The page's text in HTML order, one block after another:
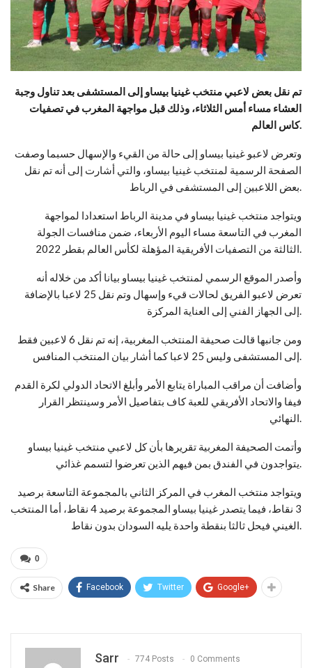
تم نقل بعض لاعبي منتخب غينيا بيساو إلى المستشفى بعد تناول وجبة
العشاء مساء أمس الثلاثاء، وذلك قبل مواجهة المغرب في تصفيات
كاس العالم.
وتعرض لاعبو غينيا بيساو إلى حالة من القيء والإسهال حسبما وصفت
الصفحة الرسمية لمنتخب غينيا بيساو، والتي أشارت إلى أنه تم نقل
بعض اللاعبين إلى المستشفى في الرباط.
ويتواجد منتخب غينيا بيساو في مدينة الرباط استعدادا لمواجهة
المغرب في التاسعة مساء اليوم الأربعاء، ضمن منافسات الجولة
الثالثة من التصفيات الأفريقية المؤهلة لكأس العالم بقطر 2022.
وأصدر الموقع الرسمي لمنتخب غينيا بيساو بيانا أكد من خلاله أنه
تعرض لاعبو الفريق لحالات قيء وإسهال وتم نقل 25 لاعبا بالإضافة
إلى الجهاز الفني إلى العناية المركزة.
ومن جانبها قالت صحيفة المنتخب المغربية، إنه تم نقل 6 لاعبين فقط
إلى المستشفى وليس 25 لاعبا كما أشار بيان المنتخب المنافس.
وأضافت أن مراقب المباراة يتابع الأمر وأبلغ الاتحاد الدولي لكرة القدم
فيفا والاتحاد الأفريقي للعبة كاف بتفاصيل الأمر وسينتظر القرار
النهائي.
وأتمت الصحيفة المغربية تقريرها بأن كل لاعبي منتخب غينيا بيساو
يتواجدون في الفندق بمن فيهم الذين تعرضوا لتسمم غذائي.
ويتواجد منتخب المغرب في المركز الثاني بالمجموعة التاسعة برصيد
3 نقاط، فيما يتصدر غينيا بيساو المجموعة برصيد 4 نقاط، أما المنتخب
الغيني فيحل ثالثا بنقطة واحدة يليه السودان بدون نقاط.
0
Share Facebook Twitter Google+
Sarr 774 Posts 0 Comments